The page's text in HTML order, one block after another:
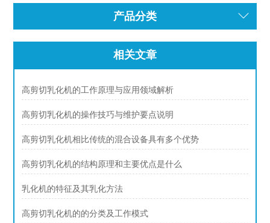
产品分类
相关文章
高剪切乳化机的工作原理与应用领域解析
高剪切乳化机的操作技巧与维护要点说明
高剪切乳化机相比传统的混合设备具有多个优势
高剪切乳化机的结构原理和主要优点是什么
乳化机的特征及其乳化方法
高剪切乳化机的的分类及工作模式